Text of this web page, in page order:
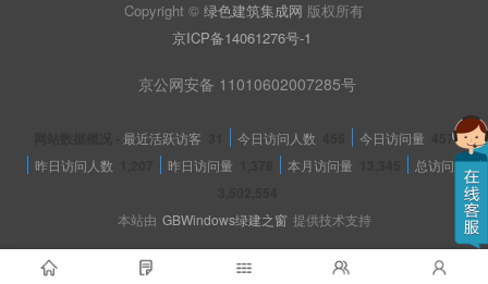
Copyright © 绿色建筑集成网 版权所有
京ICP备14061276号-1
京公网安备 11010602007285号
最近活跃访客 今日访问人数 今日访问量 457
昨日访问人数 昨日访问量 本月访问量 总访问量
本站由 GBWindows绿建之窗 提供技术支持